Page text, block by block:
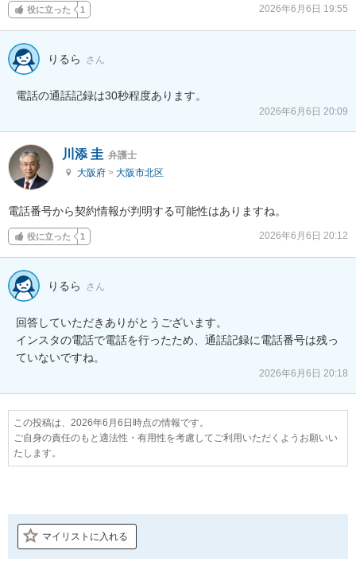
役に立った 1 2026年6月6日 19:55
りるら さん
電話の通話記録は30秒程度あります。
2026年6月6日 20:09
川添 圭 弁護士
大阪府 > 大阪市北区
電話番号から契約情報が判明する可能性はありますね。
役に立った 1 2026年6月6日 20:12
りるら さん
回答していただきありがとうございます。
インスタの電話で電話を行ったため、通話記録に電話番号は残っ
ていないですね。
2026年6月6日 20:18
この投稿は、2026年6月6日時点の情報です。
ご自身の責任のもと適法性・有用性を考慮してご利用いただくようお願いい
たします。
マイリストに入れる